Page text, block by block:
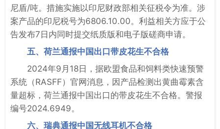
尼盾/吨。措施实施以印尼财政部相关征税令为准。涉
案产品的印尼税号为6806.10.00。利益相关方应于公
告发布7日内同时提交纸质版和电子版磋商申请。
五、荷兰通报中国出口带皮花生不合格
2024年9月18日，据欧盟食品和饲料类快速预警
系统（RASFF）官网消息，因产品检测出黄曲霉素含
量超标，荷兰通报中国出口的带皮花生不合格。警报
编号2024.6949。
六、瑞典通报中国无线耳机不合格